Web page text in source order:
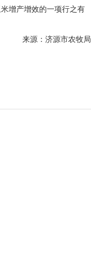
增产增效的一项行之有
来源：济源市农牧局